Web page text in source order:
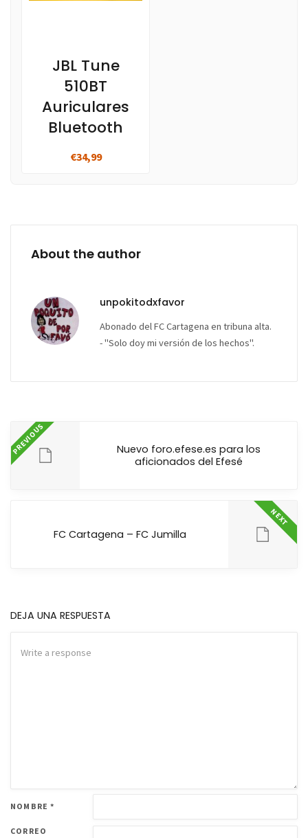
JBL Tune
510BT
Auriculares
Bluetooth
€34,99
About the author
unpokitodxfavor
Abonado del FC Cartagena en tribuna alta.
- "Solo doy mi versión de los hechos".
PREVIOUS
Nuevo foro.efese.es para los
aficionados del Efesé
NEXT
FC Cartagena – FC Jumilla
DEJA UNA RESPUESTA
NOMBRE*
CORREO